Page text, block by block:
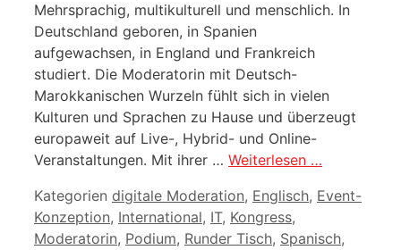
Mehrsprachig, multikulturell und menschlich. In
Deutschland geboren, in Spanien
aufgewachsen, in England und Frankreich
studiert. Die Moderatorin mit Deutsch-
Marokkanischen Wurzeln fühlt sich in vielen
Kulturen und Sprachen zu Hause und überzeugt
europaweit auf Live-, Hybrid- und Online-
Veranstaltungen. Mit ihrer … Weiterlesen …
Kategorien digitale Moderation, Englisch, Event-
Konzeption, International, IT, Kongress,
Moderatorin, Podium, Runder Tisch, Spanisch,